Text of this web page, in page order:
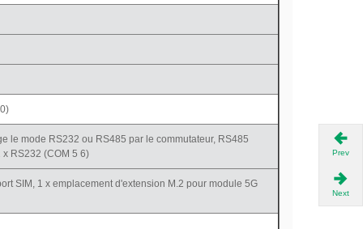
le mode RS232 ou RS485 par le commutateur, RS485
RS232 (COM 5 6)
SIM, 1 x emplacement d'extension M.2 pour module 5G
Prev
Next